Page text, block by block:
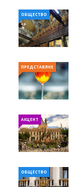
ОБЩЕСТВО
ПРЕДСТАВЯНЕ
АКЦЕНТ
ОБЩЕСТВО